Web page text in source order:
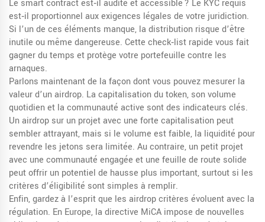
Le smart contract est‑il audité et accessible ? Le KYC requis
est‑il proportionnel aux exigences légales de votre juridiction.
Si l’un de ces éléments manque, la distribution risque d’être
inutile ou même dangereuse. Cette check‑list rapide vous fait
gagner du temps et protège votre portefeuille contre les
arnaques.
Parlons maintenant de la façon dont vous pouvez mesurer la
valeur d’un airdrop. La capitalisation du token, son volume
quotidien et la communauté active sont des indicateurs clés.
Un airdrop sur un projet avec une forte capitalisation peut
sembler attrayant, mais si le volume est faible, la liquidité pour
revendre les jetons sera limitée. Au contraire, un petit projet
avec une communauté engagée et une feuille de route solide
peut offrir un potentiel de hausse plus important, surtout si les
critères d’éligibilité sont simples à remplir.
Enfin, gardez à l’esprit que les airdrop critères évoluent avec la
régulation. En Europe, la directive MiCA impose de nouvelles